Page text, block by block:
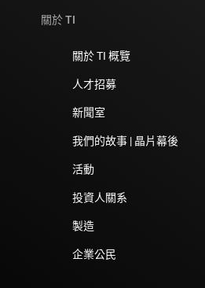
關於 TI
關於 TI 概覽
人才招募
新聞室
我們的故事 | 晶片幕後
活動
投資人關系
製造
企業公民